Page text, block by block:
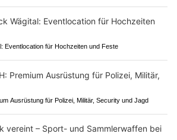
Eventlocation für Hochzeiten und Feste
Ausrüstung für Polizei, Militär, Security und Jagd